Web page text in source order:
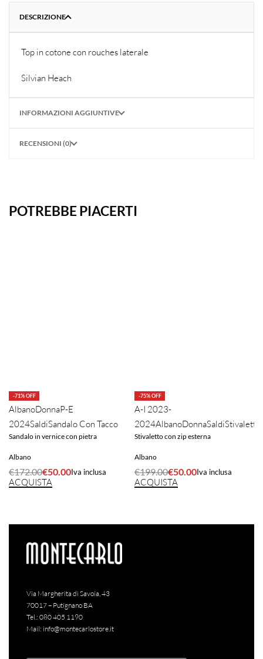
DESCRIZIONE
Top in cotone con rouches laterale
Silvian Heach
INFORMAZIONI AGGIUNTIVE
RECENSIONI (0)
POTREBBE PIACERTI
-71% OFF
AlbanoDonnaP-E
2024SaldiSandalo Con Tacco
Sandalo in vernice con pietra
Albano
€172.00€50.00Iva inclusa
ACQUISTA
-75% OFF
A-I 2023-
2024AlbanoDonnaSaldiStivaletto
Stivaletto con zip esterna
Albano
€199.00€50.00Iva inclusa
ACQUISTA
Via Margherita di Savoia, 43
70017 – Putignano BA
Tel.: 080 405 1190
Mail: info@montecarlostore.it